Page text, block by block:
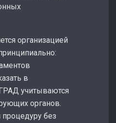
организацией
в
учитываются
органов.
процедуру без